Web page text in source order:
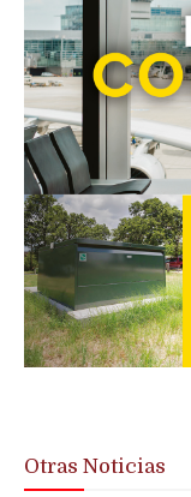
Otras Noticias